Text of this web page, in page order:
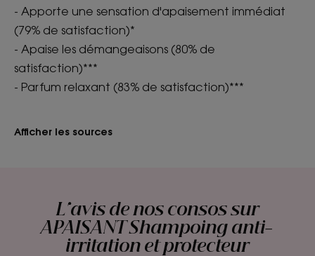
- Apporte une sensation d'apaisement immédiat
(79% de satisfaction)*
- Apaise les démangeaisons (80% de
satisfaction)***
- Parfum relaxant (83% de satisfaction)***
Afficher les sources
L'avis de nos consos sur
APAISANT Shampoing anti-
irritation et protecteur